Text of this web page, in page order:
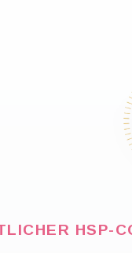
HSP-